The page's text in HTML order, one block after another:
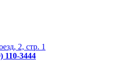
2, стр. 1
110-3444